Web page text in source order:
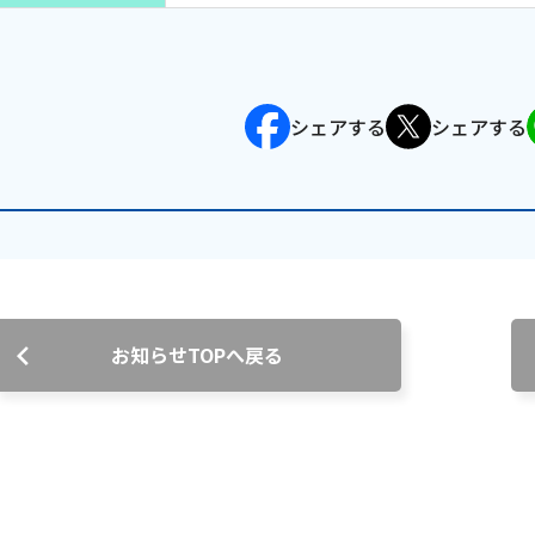
シェアする シェアする
お知らせTOPへ戻る